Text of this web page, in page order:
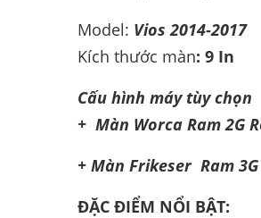
Model: Vios 2014-2017
Kích thước màn: 9 In
Cấu hình máy tùy chọn
+ Màn Worca Ram 2G
+ Màn Frikeser Ram
ĐẶC ĐIỂM NỔI BẬT: